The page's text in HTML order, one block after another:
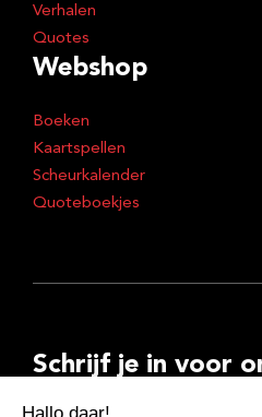
Verhalen
Quotes
Webshop
Boeken
Kaartspellen
Scheurkalender
Quoteboekjes
Schrijf je in voor